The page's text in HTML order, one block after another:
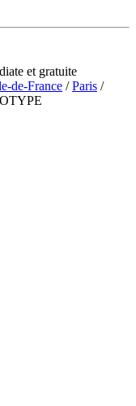
et gratuite
de-France /Paris /